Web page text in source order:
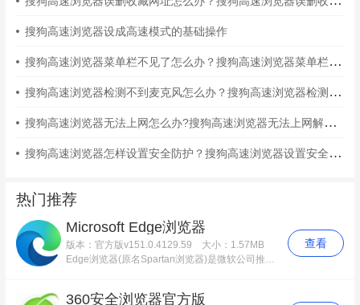
搜狗高速浏览器设成高速模式的基础操作
搜狗高速浏览器菜单栏不见了怎么办？搜狗高速浏览器菜单栏不见了解决方法
搜狗高速浏览器检测不到麦克风怎么办？搜狗高速浏览器检测不到麦克风解决方法
搜狗高速浏览器无法上网怎么办?搜狗高速浏览器无法上网解决方法
搜狗高速浏览器怎样设置安全防护？搜狗高速浏览器设置安全防护的具体方法
热门推荐
Microsoft Edge浏览器
版本：官方版v151.0.4129.59
大小：1.57MB
Edge浏览器(原名Spartan浏览器)是微软公司推出的新版浏览器。基于飞跃式发展的AI技术，Microsoft edge浏览器已经成为一款AI浏览器，它不仅交互界面更为简洁，还具备对Chrome与Firefox两大主流浏览器扩展程序的兼容性。用户安装的插件将如同在Chrome与Firefox中一样，清晰地显示在工具栏上。更为出色的是，新的Edge浏览器支持书签、密码、历史记录和标签的同步功能，为用户提供了与Firefox Sync类似的便捷体验。
查看
360安全浏览器官方版